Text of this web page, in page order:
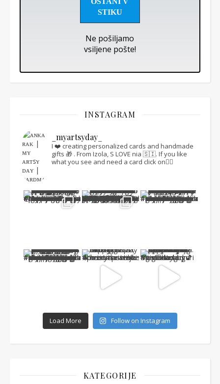
Ne pošiljamo
vsiljene pošte!
INSTAGRAM
_myartsyday_
I ❤️ creating personalized cards and handmade
gifts 🎁 . From Izola, S LOVE nia 🇸🇮. If you like
what you see and need a card click on👇🏻
Load More Follow on Instagram
KATEGORIJE